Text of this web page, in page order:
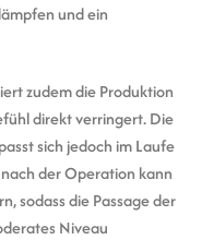
und ein
zudem die Produktion
direkt verringert. Die
sich jedoch im Laufe
der Operation kann
sodass die Passage der
Niveau